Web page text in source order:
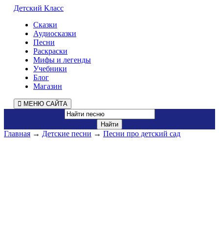
Детский Класс
Сказки
Аудиосказки
Песни
Раскраски
Мифы и легенды
Учебники
Блог
Магазин
МЕНЮ САЙТА
Главная → Детские песни → Песни про детский сад